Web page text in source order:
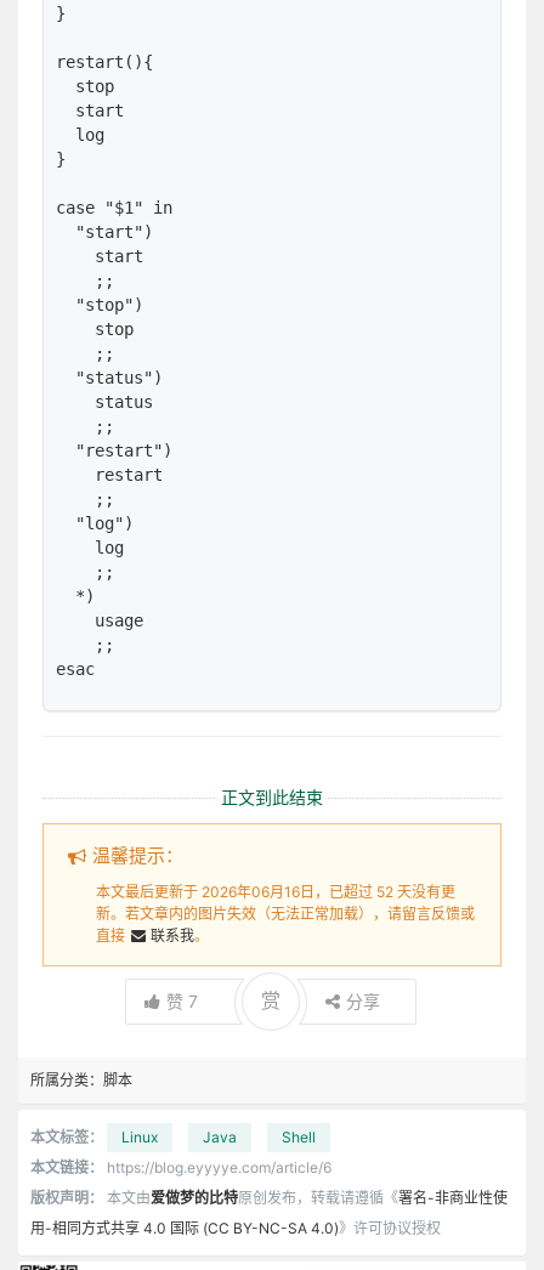
}
restart(){
  stop
  start
  log
}
case "$1" in
  "start")
    start
    ;;
  "stop")
    stop
    ;;
  "status")
    status
    ;;
  "restart")
    restart
    ;;
  "log")
    log
    ;;
  *)
    usage
    ;;
正文到此结束
温馨提示：
本文最后更新于 2026年06月16日，已超过 52 天没有更
新。若文章内的图片失效（无法正常加载），请留言反馈或
直接
联系我。
赞 7 赏 分享
所属分类： 脚本
本文标签： Linux Java
Shell
本文链接：
https://blog.eyyyye.com/article/6
版权声明：
本文由爱做梦的比特原创发布，转载请遵循《署名-非商业性使
用-相同方式共享 4.0 国际 (CC BY-NC-SA 4.0)》许可协议授权